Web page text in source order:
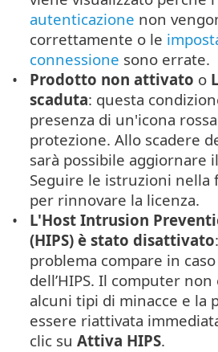
autenticazione non
correttamente o le
connessione sono errate.
Prodotto non attivato o
scaduta: questa
presenza di un'icona
protezione. Allo scadere
sarà possibile aggiornare
Seguire le istruzioni nella
per rinnovare la licenza.
L'Host Intrusion
(HIPS) è stato disattivato
problema compare in
dell’HIPS. Il computer
alcuni tipi di minacce e la
essere riattivata
clic suAttiva HIPS.